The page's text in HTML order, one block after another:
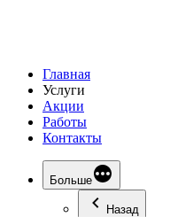
Главная
Услуги
Акции
Работы
Контакты
Больше
Назад